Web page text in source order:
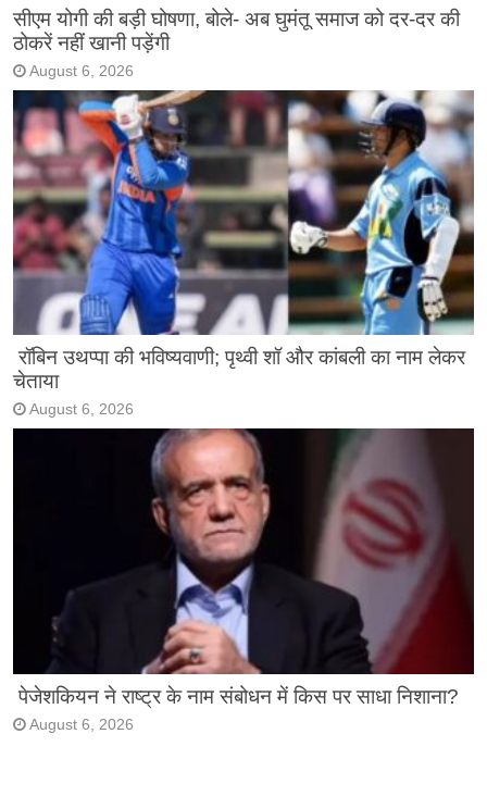
सीएम योगी की बड़ी घोषणा, बोले- अब घुमंतू समाज को दर-दर की
ठोकरें नहीं खानी पड़ेंगी
August 6, 2026
रॉबिन उथप्पा की भविष्यवाणी; पृथ्वी शॉ और कांबली का नाम लेकर
चेताया
August 6, 2026
पेजेशकियन ने राष्ट्र के नाम संबोधन में किस पर साधा निशाना?
August 6, 2026